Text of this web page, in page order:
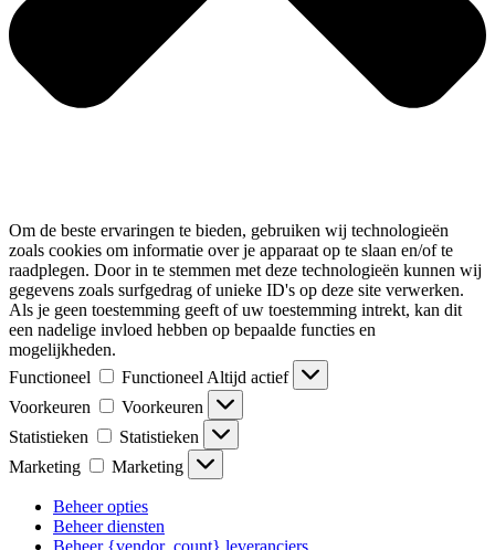
Om de beste ervaringen te bieden, gebruiken wij technologieën
zoals cookies om informatie over je apparaat op te slaan en/of te
raadplegen. Door in te stemmen met deze technologieën kunnen wij
gegevens zoals surfgedrag of unieke ID's op deze site verwerken.
Als je geen toestemming geeft of uw toestemming intrekt, kan dit
een nadelige invloed hebben op bepaalde functies en
mogelijkheden.
Functioneel
Functioneel Altijd actief
Voorkeuren
Voorkeuren
Statistieken
Statistieken
Marketing
Marketing
Beheer opties
Beheer diensten
Beheer {vendor_count} leveranciers